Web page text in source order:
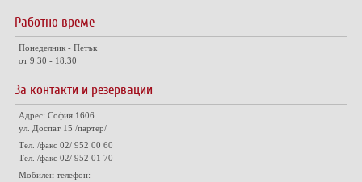
Работно време
Понеделник - Петък
от 9:30 - 18:30
За контакти и резервации
Адрес: София 1606
ул. Доспат 15 /партер/
Тел. /факс 02/ 952 00 60
Тел. /факс 02/ 952 01 70
Мобилен телефон: